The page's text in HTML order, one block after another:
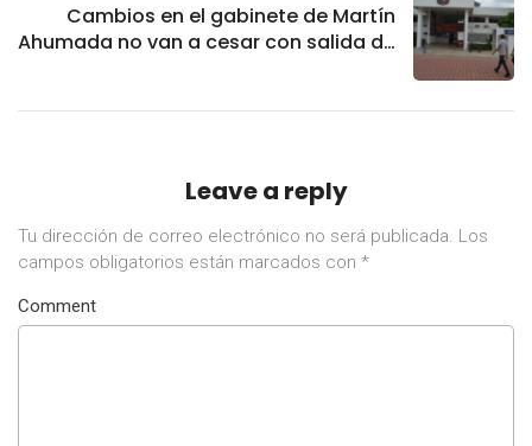
Cambios en el gabinete de Martín
Ahumada no van a cesar con salida de
Leave a reply
Tu dirección de correo electrónico no será publicada. Los
campos obligatorios están marcados con *
Comment